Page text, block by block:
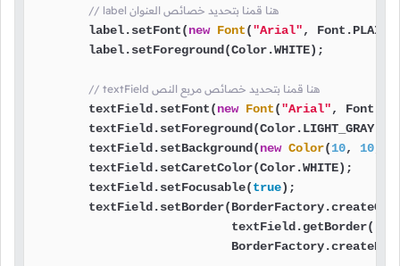
// label هنا قمنا بتحديد خصائص العنوان
        label.setFont(
new Font("Arial",
        label.setForeground(Color.WHITE);
// textField هنا قمنا بتحديد خصائص مربع النص
        textField.setFont(
new Font("Arial",
        textField.setForeground(Color.LIGHT_GRAY);
        textField.setBackground(
new Color(10, 10
        textField.setCaretColor(Color.WHITE);
        textField.setFocusable(
true);
                            textField.getBorder(),